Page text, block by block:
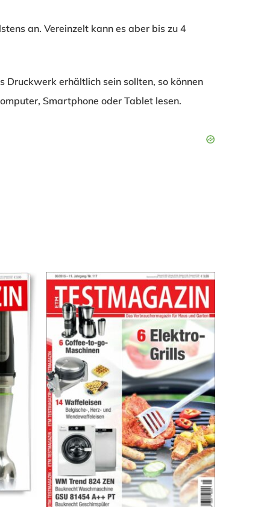
an. Vereinzelt kann es aber bis zu 4
Druckwerk erhältlich sein sollten, so können
Smartphone oder Tablet lesen.